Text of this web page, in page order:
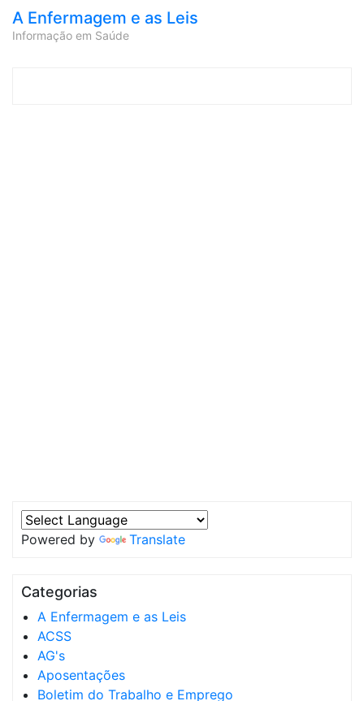
A Enfermagem e as Leis
Informação em Saúde
Powered by Translate
Categorias
A Enfermagem e as Leis
ACSS
AG's
Aposentações
Boletim do Trabalho e Emprego